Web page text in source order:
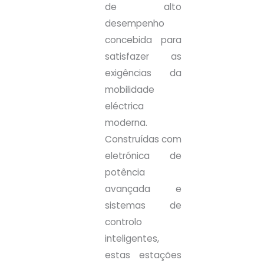
de alto
desempenho
concebida para
satisfazer as
exigências da
mobilidade
eléctrica
moderna.
Construídas com
eletrónica de
potência
avançada e
sistemas de
controlo
inteligentes,
estas estações